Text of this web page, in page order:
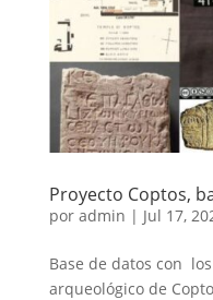
Proyecto Coptos,
por admin | Jul 17,
Base de datos con
arqueológico de